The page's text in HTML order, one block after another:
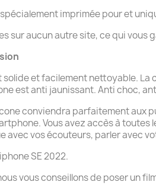
imprimée pour et
sur aucun autre site, ce qui
et facilement nettoyable. La
est anti jaunissant. Anti choc,
conviendra parfaitement aux
Vous avez accès à
avec vos écouteurs, parler avec
SE 2022.
vous conseillons de poser un